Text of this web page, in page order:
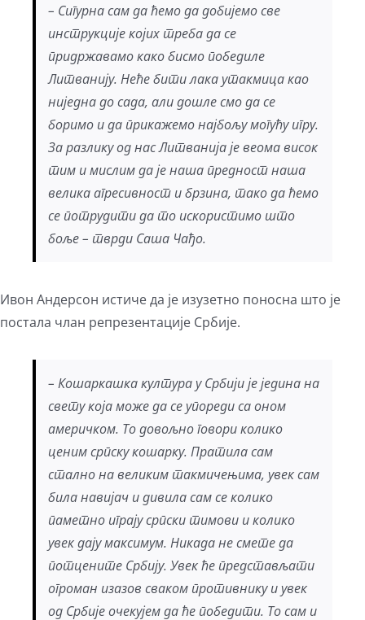
– Сигурна сам да ћемо да добијемо све
инструкције којих треба да се
придржавамо како бисмо победиле
Литванију. Неће бити лака утакмица као
ниједна до сада, али дошле смо да се
боримо и да прикажемо најбољу могућу игру.
За разлику од нас Литванија је веома висок
тим и мислим да је наша предност наша
велика агресивност и брзина, тако да ћемо
се потрудити да то искористимо што
боље – тврди Саша Чађо.
Ивон Андерсон истиче да је изузетно поносна што је
постала члан репрезентације Србије.
– Кошаркашка култура у Србији је једина на
свету која може да се упореди са оном
америчком. То довољно говори колико
ценим српску кошарку. Пратила сам
стално на великим такмичењима, увек сам
била навијач и дивила сам се колико
паметно играју српски тимови и колико
увек дају максимум. Никада не смете да
потцените Србију. Увек ће представљати
огроман изазов сваком противнику и увек
од Србије очекујем да ће победити. То сам и